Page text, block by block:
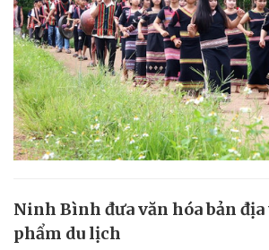
Ninh Bình đưa văn hóa bản địa
phẩm du lịch